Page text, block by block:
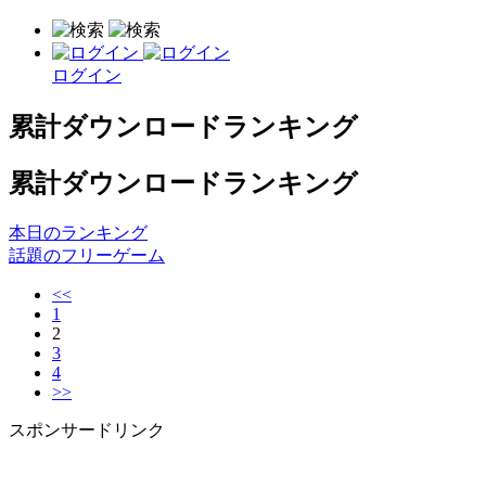
ログイン
累計ダウンロードランキング
累計ダウンロードランキング
本日のランキング
話題のフリーゲーム
<<
1
2
3
4
>>
スポンサードリンク